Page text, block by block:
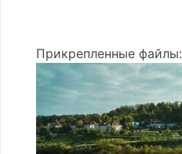
Прикрепленные файлы: